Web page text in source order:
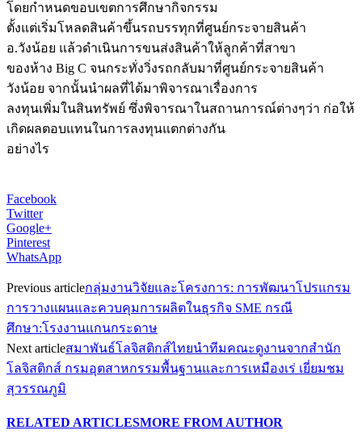
โดยกำหนดขอบเขตการศึกษากิจกรรม
ตั้งแต่เริ่มโหลดสินค้าขึ้นรถบรรทุกที่ศูนย์กระจายสินค้า
อ.วังน้อย แล้วดำเนินการขนส่งสินค้าให้ลูกค้าที่สาขา
ของห้าง Big C จนกระทั่งวิ่งรถกลับมาที่ศูนย์กระจายสินค้า
วังน้อย จากนั้นนำผลที่ได้มาพิจารณาเรื่องการ
ลงทุนเพิ่มในสินทรัพย์ ซึ่งพิจารณาในสถานการณ์ต่างๆว่า ก่อให้
เกิดผลตอบแทนในการลงทุนแตกต่างกัน
อย่างไร
Facebook
Twitter
Google+
Pinterest
WhatsApp
Previous articleกลุ่มงานวิจัยและโครงการ: การพัฒนาโปรแกรม
การวางแผนและควบคุมการผลิตในธุรกิจ SME กรณี
ศึกษา:โรงงานแกนกระดาษ
Next articleสมาพันธ์โลจิสติกส์ไทยนำทีมคณะดูงานจากสำนัก
โลจิสติกส์ กรมอุตสาหกรรมพื้นฐานและการเหมืองเร่ เยี่ยมชม
สุวรรณภูมิ
RELATED ARTICLESMORE FROM AUTHOR